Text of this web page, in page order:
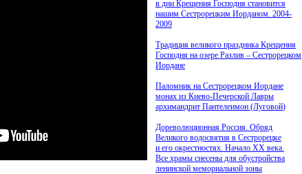
в дни Крещения Господня становится
нашим Сестрорецким Иорданом. 2004-
2009
Традиция великого праздника Крещения
Господня на озере Разлив – Сестрорецком
Иордане
Паломник на Сестрорецком Иордане
монах из Киево-Печерской Лавры
архимандрит Пантелеимон (Луговой)
Дореволюционная Россия. Обряд
Великого водосвятия в Сестрорецке
и его окрестностях. Начало XX века.
Все храмы снесены для обустройства
ленинской мемориальной зоны